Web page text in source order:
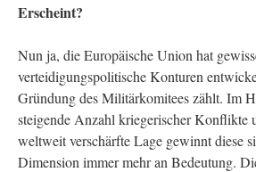
Erscheint?
Nun ja, die Europäische Union hat
verteidigungspolitische Konturen
Gründung des Militärkomitees zählt. Im
steigende Anzahl kriegerischer Konflikte
weltweit verschärfte Lage gewinnt diese
Dimension immer mehr an Bedeutung.